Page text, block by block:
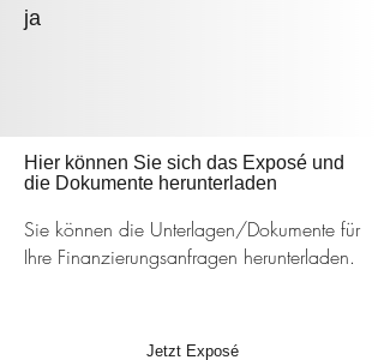
ja
Hier können Sie sich das Exposé und
die Dokumente herunterladen
Sie können die Unterlagen/Dokumente für
Ihre Finanzierungsanfragen herunterladen.
Jetzt Exposé